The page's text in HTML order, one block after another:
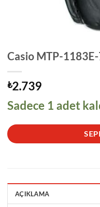
Casio MTP-
₺2.739
Sadece 1 adet
AÇIKLAMA